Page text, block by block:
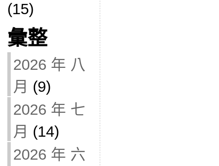
(15)
彙整
2026 年 八
月 (9)
2026 年 七
月 (14)
2026 年 六